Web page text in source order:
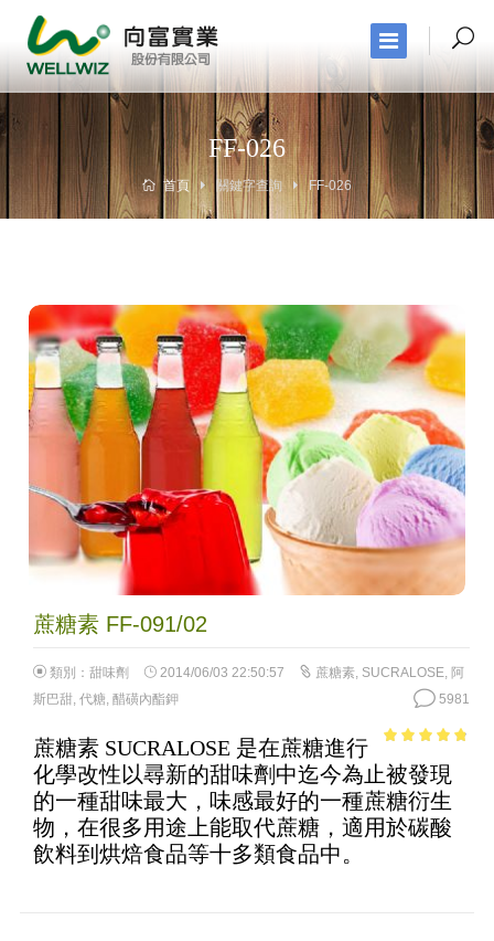
FF-026
首頁 關鍵字查詢 FF-026
蔗糖素 FF-091/02
類別： 甜味劑 2014/06/03 22:50:57 蔗糖素, SUCRALOSE, 阿
斯巴甜, 代糖, 醋磺內酯鉀 5981
5
蔗糖素 SUCRALOSE 是在蔗糖進行
化學改性以尋新的甜味劑中迄今為止被發現
的一種甜味最大，味感最好的一種蔗糖衍生
物，在很多用途上能取代蔗糖，適用於碳酸
飲料到烘焙食品等十多類食品中。